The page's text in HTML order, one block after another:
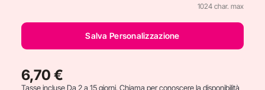
1024 char. max
Salva Personalizzazione
6,70 €
Tasse incluseDa 2 a 15 giorni. Chiama per conoscere la disponibilità